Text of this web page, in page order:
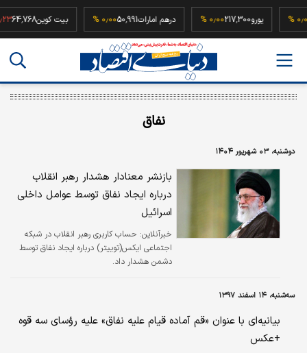
۰٫۰۰ % یورو217,300 ۰٫۰۰ % درهم امارات50,991 ۰٫۰۰ % بیت کوین
نفاق
دوشنبه، ۰۳ شهریور ۱۴۰۴
بازنشر معنادار هشدار رهبر انقلاب
درباره ایجاد نفاق توسط عوامل داخلی
اسرائیل
خبرآنلاین: حساب کاربری رهبر انقلاب در شبکه
اجتماعی ایکس(توییتر) درباره ایجاد نفاق توسط
دشمن هشدار داد.
سه‌شنبه، ۱۴ اسفند ۱۳۹۷
بیانیه‌ای با عنوان «قم آماده قیام علیه نفاق» علیه رؤسای سه قوه
+عکس